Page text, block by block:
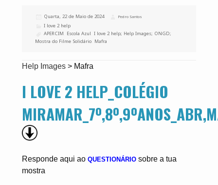
Publicado
Quarta, 22 de Maio de 2024 Autor
Pedro Santos
Categorias
I love 2 help
Etiquetas
APERCIM Escola Azul ,I love 2 help; Help Images; ONGD;
Mostra do Filme Solidário Mafra
Help Images> Mafra
I LOVE 2 HELP_COLÉGIO
Responde aqui ao QUESTIONÁRIO sobre a tua
mostra